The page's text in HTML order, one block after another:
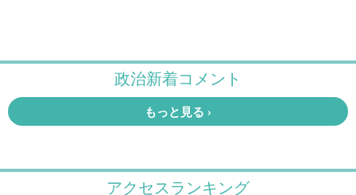
アクセスランキング